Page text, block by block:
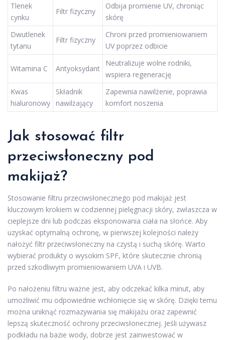
Tlenek
cynku
Filtr fizyczny
Odbija promienie UV, chroniąc
skórę
Dwutlenek
tytanu
Filtr fizyczny
Chroni przed promieniowaniem
UV poprzez odbicie
Witamina C Antyoksydant
Neutralizuje wolne rodniki,
wspiera regenerację
Kwas
hialuronowy
Składnik
nawilżający
Zapewnia nawilżenie, poprawia
komfort noszenia
Jak stosować filtr
przeciwsłoneczny pod
makijaż?
Stosowanie filtru przeciwsłonecznego pod makijaż jest
kluczowym krokiem w codziennej pielęgnacji skóry, zwłaszcza w
cieplejsze dni lub podczas eksponowania ciała na słońce. Aby
uzyskać optymalną ochronę, w pierwszej kolejności należy
nałożyć filtr przeciwsłoneczny na czystą i suchą skórę. Warto
wybierać produkty o wysokim SPF, które skutecznie chronią
przed szkodliwym promieniowaniem UVA i UVB.
Po nałożeniu filtru ważne jest, aby odczekać kilka minut, aby
umożliwić mu odpowiednie wchłonięcie się w skórę. Dzięki temu
można uniknąć rozmazywania się makijażu oraz zapewnić
lepszą skuteczność ochrony przeciwsłonecznej. Jeśli używasz
podkładu na bazie wody, dobrze jest zainwestować w